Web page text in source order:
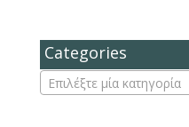
Categories
Επιλέξτε μία κατηγορία